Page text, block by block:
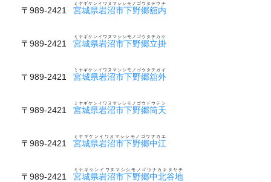
〒989-2421 宮城県岩沼市下野郷舘内
ミヤギケンイワヌマシシモノゴウタテウチ
〒989-2421 宮城県岩沼市下野郷立掛
ミヤギケンイワヌマシシモノゴウタテカケ
〒989-2421 宮城県岩沼市下野郷舘外
ミヤギケンイワヌマシシモノゴウタテガイ
〒989-2421 宮城県岩沼市下野郷筒天
ミヤギケンイワヌマシシモノゴウドウテン
〒989-2421 宮城県岩沼市下野郷中江
ミヤギケンイワヌマシシモノゴウナカエ
〒989-2421 宮城県岩沼市下野郷中北谷地
ミヤギケンイワヌマシシモノゴウナカキタヤチ